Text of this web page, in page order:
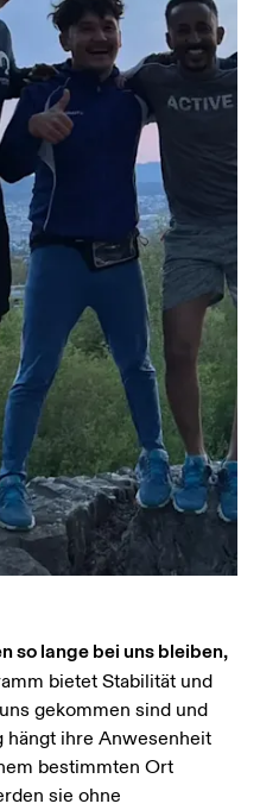
so lange bei uns bleiben,
bietet Stabilität und
gekommen sind und
hängt ihre Anwesenheit
bestimmten Ort
sie ohne